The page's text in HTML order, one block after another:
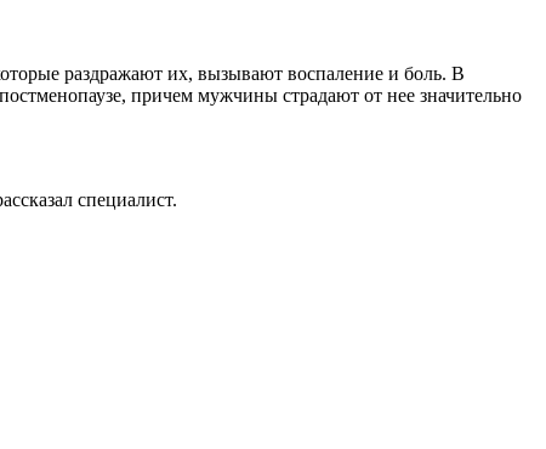
раздражают их, вызывают воспаление и боль. В
причем мужчины страдают от нее значительно
специалист.